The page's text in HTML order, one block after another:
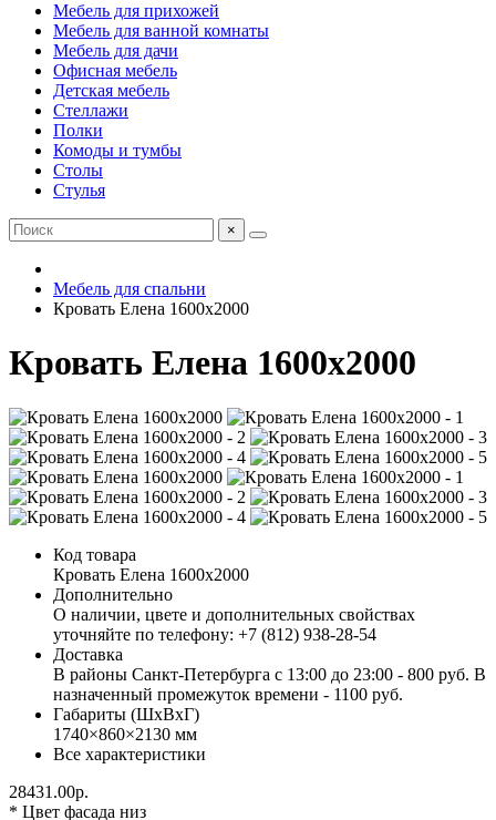
Мебель для прихожей
Мебель для ванной комнаты
Мебель для дачи
Офисная мебель
Детская мебель
Стеллажи
Полки
Комоды и тумбы
Столы
Стулья
×
Мебель для спальни
Кровать Елена 1600х2000
Кровать Елена 1600х2000
Код товара
Кровать Елена 1600х2000
Дополнительно
О наличии, цвете и дополнительных свойствах
уточняйте по телефону: +7 (812) 938-28-54
Доставка
В районы Санкт-Петербурга с 13:00 до 23:00 - 800 руб. В
назначенный промежуток времени - 1100 руб.
Габариты (ШхВхГ)
1740×860×2130 мм
Все характеристики
28431.00р.
* Цвет фасада низ